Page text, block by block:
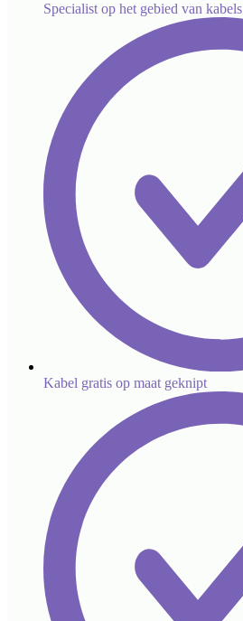
Specialist op het gebied van kabels
Kabel gratis op maat geknipt